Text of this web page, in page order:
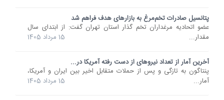
پتانسیل صادرات تخم‌مرغ به بازارهای هدف فراهم شد
عضو اتحادیه مرغداران تخم گذار استان تهران گفت: از ابتدای سال
مقدار...
15 مرداد 1405
آخرین آمار از تعداد نیروهای از دست رفته آمریکا در...
پنتاگون به تازگی و پس از حملات متقابل اخیر بین ایران و آمریکا،
آمار...
15 مرداد 1405